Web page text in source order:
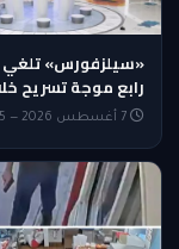
«سيلزفورس»
رابع موجة تسريح